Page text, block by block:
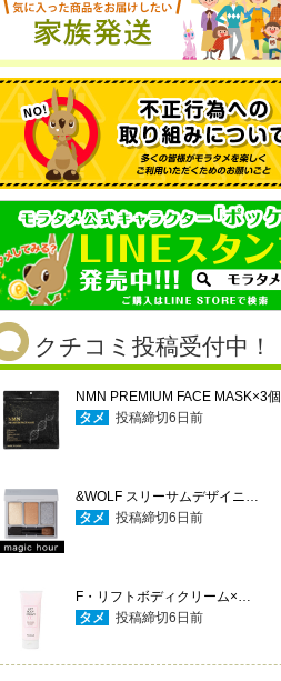
クチコミ投稿受付中！
NMN PREMIUM FACE MASK×3個
タメ
投稿締切6 日前
&WOLF スリーサムデザイニ…
タメ
投稿締切6 日前
F・リフトボディクリーム×…
タメ
投稿締切6 日前